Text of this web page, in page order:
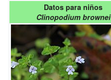
Datos para niños
Clinopodium brownei